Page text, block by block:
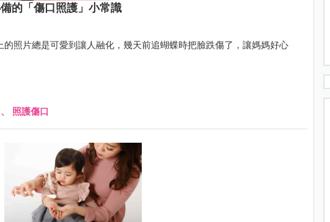
的「傷口照護」小常識
照片總是可愛到讓人融化，幾天前追蝴蝶時把臉跌傷了，讓媽媽好心
、 照護傷口